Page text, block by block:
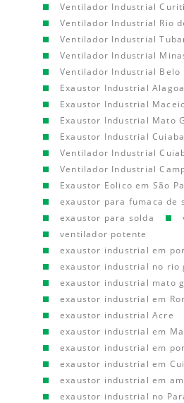
Ventilador Industrial
Ventilador Industrial Rio
Ventilador Industrial
Ventilador Industrial
Ventilador Industrial Belo
Exaustor Industrial
Exaustor Industrial
Exaustor Industrial Mato
Exaustor Industrial Cuiaba
Ventilador Industrial
Ventilador Industrial
Exaustor Eolico em São
exaustor para fumaca de
exaustor para solda
ventilador potente
exaustor industrial em
exaustor industrial no rio
exaustor industrial mato
exaustor industrial em
exaustor industrial Acre
exaustor industrial em
exaustor industrial em
exaustor industrial em
exaustor industrial em
exaustor industrial no